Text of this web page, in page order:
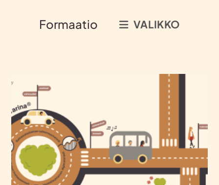
Formaatio VALIKKO